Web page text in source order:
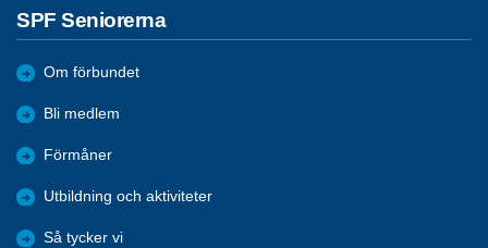
SPF Seniorerna
Om förbundet
Bli medlem
Förmåner
Utbildning och aktiviteter
Så tycker vi